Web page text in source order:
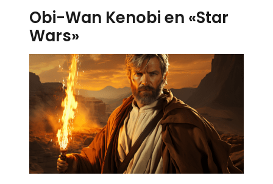
Obi-Wan Kenobi en «Star
Wars»